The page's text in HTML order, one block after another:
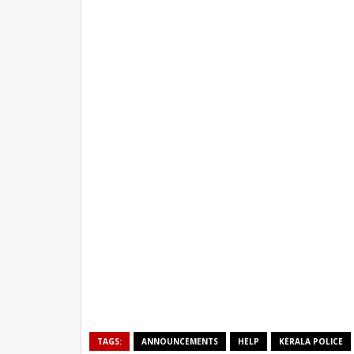
TAGS: ANNOUNCEMENTS HELP KERALA POLICE